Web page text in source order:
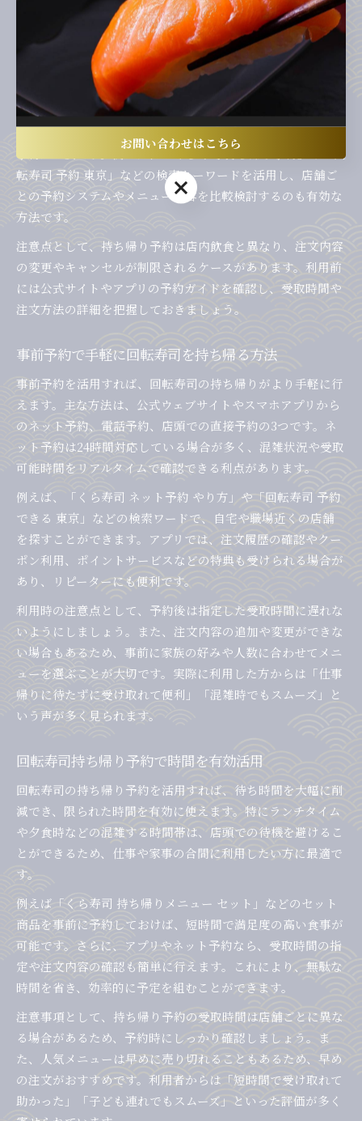
リからネット予約が可能で、電話予約や店頭での事前注文に
も対応しています。これらの方法を活用することで、店舗で
の長い待ち時間を回避しやすくなります。
予約時には希望する受取時間や人数、寿司セットの内容をあ
らかじめ決めておくと、さらに手続きがスムーズです。特に
週末や祝日は、予約枠が早く埋まる場合があるため、早めの
予約が重要です。例えば、「くら寿司 持ち帰り予約」や「回
転寿司 予約 東京」などの検索キーワードを活用し、店舗ご
との予約システムやメニュー内容を比較検討するのも有効な
方法です。
注意点として、持ち帰り予約は店内飲食と異なり、注文内容
の変更やキャンセルが制限されるケースがあります。利用前
には公式サイトやアプリの予約ガイドを確認し、受取時間や
注文方法の詳細を把握しておきましょう。
事前予約で手軽に回転寿司を持ち帰る方法
事前予約を活用すれば、回転寿司の持ち帰りがより手軽に行
えます。主な方法は、公式ウェブサイトやスマホアプリから
のネット予約、電話予約、店頭での直接予約の3つです。ネ
ット予約は24時間対応している場合が多く、混雑状況や受取
可能時間をリアルタイムで確認できる利点があります。
例えば、「くら寿司 ネット予約 やり方」や「回転寿司 予約
できる 東京」などの検索ワードで、自宅や職場近くの店舗
を探すことができます。アプリでは、注文履歴の確認やクー
ポン利用、ポイントサービスなどの特典も受けられる場合が
あり、リピーターにも便利です。
利用時の注意点として、予約後は指定した受取時間に遅れな
いようにしましょう。また、注文内容の追加や変更ができな
い場合もあるため、事前に家族の好みや人数に合わせてメニ
ューを選ぶことが大切です。実際に利用した方からは「仕事
帰りに待たずに受け取れて便利」「混雑時でもスムーズ」と
いう声が多く見られます。
回転寿司持ち帰り予約で時間を有効活用
回転寿司の持ち帰り予約を活用すれば、待ち時間を大幅に削
減でき、限られた時間を有効に使えます。特にランチタイム
や夕食時などの混雑する時間帯は、店頭での待機を避けるこ
とができるため、仕事や家事の合間に利用したい方に最適で
す。
例えば「くら寿司 持ち帰りメニュー セット」などのセット
商品を事前に予約しておけば、短時間で満足度の高い食事が
可能です。さらに、アプリやネット予約なら、受取時間の指
定や注文内容の確認も簡単に行えます。これにより、無駄な
時間を省き、効率的に予定を組むことができます。
注意事項として、持ち帰り予約の受取時間は店舗ごとに異な
る場合があるため、予約時にしっかり確認しましょう。ま
た、人気メニューは早めに売り切れることもあるため、早め
の注文がおすすめです。利用者からは「短時間で受け取れて
助かった」「子ども連れでもスムーズ」といった評価が多く
お問い合わせはこちら
お問い合わせはこちら